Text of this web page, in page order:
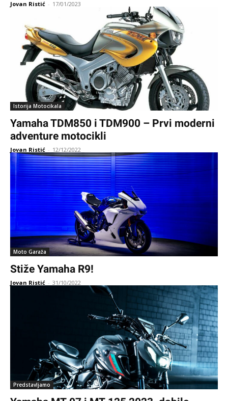
Jovan Ristić - 17/01/2023
Istorija Motocikala
Yamaha TDM850 i TDM900 – Prvi moderni
adventure motocikli
Jovan Ristić - 12/12/2022
Moto Garaža
Stiže Yamaha R9!
Jovan Ristić - 31/10/2022
Predstavljamo